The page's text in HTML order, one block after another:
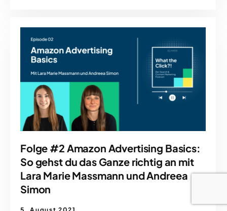
Folge #2 Amazon Advertising Basics:
So gehst du das Ganze richtig an mit
Lara Marie Massmann und Andreea
Simon